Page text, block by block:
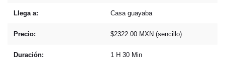
Llega a: Casa guayaba
Precio: $2322.00 MXN (sencillo)
Duración: 1 H 30 Min